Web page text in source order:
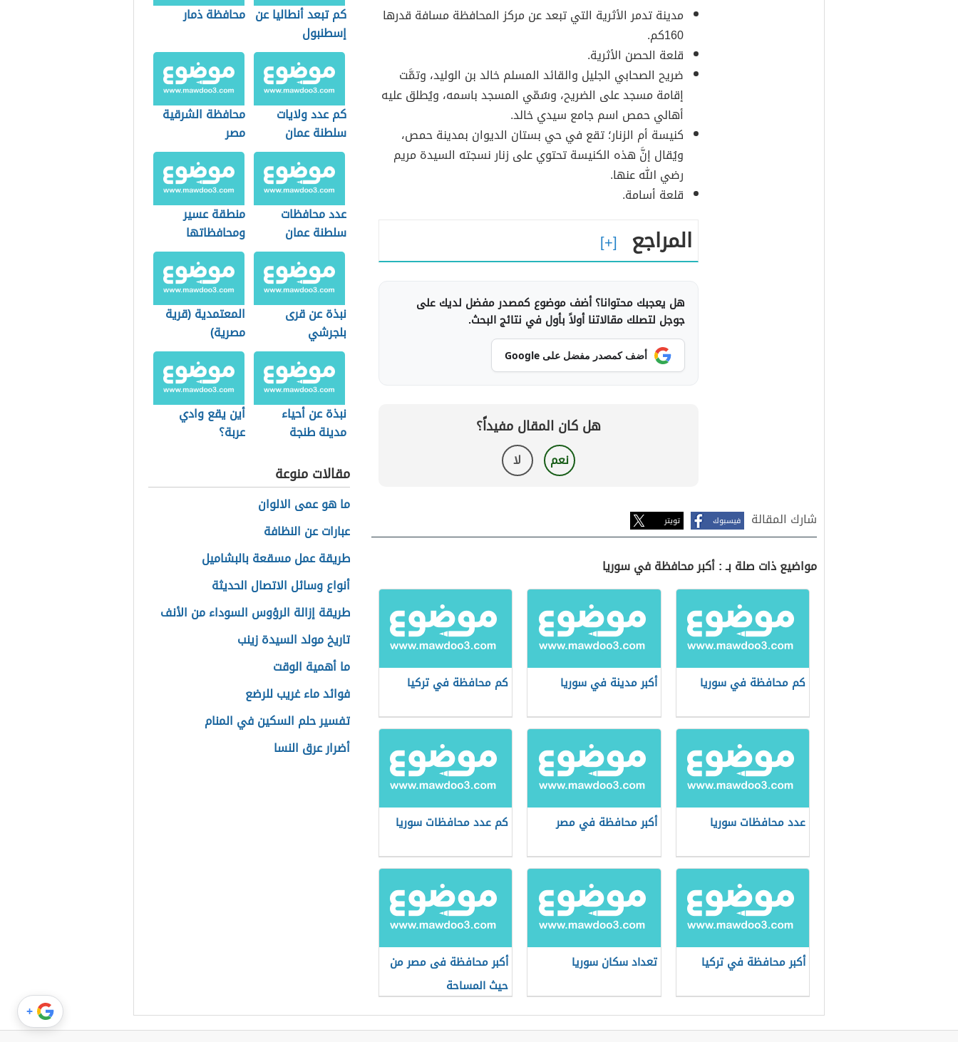
مدينة تدمر الأثرية التي تبعد عن مركز المحافظة مسافة قدرها
160كم.
قلعة الحصن الأثرية.
ضريح الصحابي الجليل والقائد المسلم خالد بن الوليد، وتمَّت
إقامة مسجد على الضريح، وسُمّي المسجد باسمه، ويُطلق عليه
أهالي حمص اسم جامع سيدي خالد.
كنيسة أم الزنار؛ تقع في حي بستان الديوان بمدينة حمص،
ويُقال إنَّ هذه الكنيسة تحتوي على زنار نسجته السيدة مريم
رضي الله عنها.
قلعة أسامة.
المراجع
هل يعجبك محتوانا؟ أضف موضوع كمصدر مفضل لديك على
جوجل لتصلك مقالاتنا أولاً بأول في نتائج البحث.
أضف كمصدر مفضل على Google
هل كان المقال مفيداً؟
نعم لا
شارك المقالة فيسبوك تويتر
مواضيع ذات صلة بـ : أكبر محافظة في سوريا
كم محافظة في سوريا أكبر مدينة في سوريا كم محافظة في تركيا
عدد محافظات سوريا أكبر محافظة في مصر كم عدد محافظات سوريا
أكبر محافظة في تركيا تعداد سكان سوريا
أكبر محافظة فى مصر من
حيث المساحة
كم تبعد أنطاليا عن
إسطنبول
محافظة ذمار
كم عدد ولايات
سلطنة عمان
محافظة الشرقية
مصر
عدد محافظات
سلطنة عمان
منطقة عسير
ومحافظاتها
نبذة عن قرى
بلجرشي
المعتمدية (قرية
مصرية)
نبذة عن أحياء
مدينة طنجة
أين يقع وادي
عربة؟
مقالات منوعة
ما هو عمى الالوان
عبارات عن النظافة
طريقة عمل مسقعة بالبشاميل
أنواع وسائل الاتصال الحديثة
طريقة إزالة الرؤوس السوداء من الأنف
تاريخ مولد السيدة زينب
ما أهمية الوقت
فوائد ماء غريب للرضع
تفسير حلم السكين في المنام
أضرار عرق النسا
+